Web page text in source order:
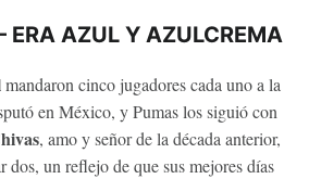
ERA AZUL Y AZULCREMA
mandaron cinco jugadores cada uno a la
en México, y Pumas los siguió con
, amo y señor de la década anterior,
dos, un reflejo de que sus mejores días